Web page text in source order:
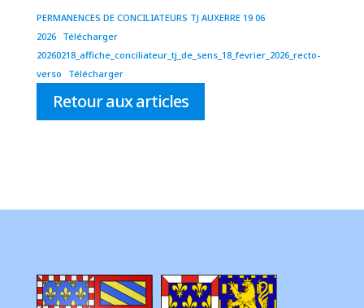
PERMANENCES DE CONCILIATEURS TJ AUXERRE 19 06
2026
Télécharger
20260218_affiche_conciliateur_tj_de_sens_18_fevrier_2026_recto-
verso
Télécharger
Retour aux articles